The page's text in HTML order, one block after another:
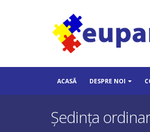
ACASĂ DESPRE NOI
Ședința